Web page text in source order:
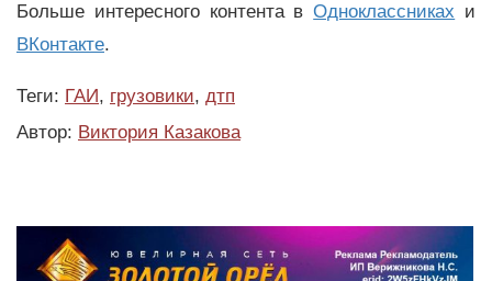
Больше интересного контента вОдноклассниках и
ВКонтакте.
Теги: ГАИ, грузовики, дтп
Автор: Виктория Казакова